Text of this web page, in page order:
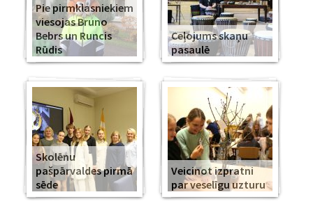
Pie pirmklasniekiem
viesojas Bruno
Bebrs un Runcis
Rūdis
Ceļojums skaņu
pasaulē
Skolēnu
pašpārvaldes pirmā
sēde
Veicinot izpratni
par veselīgu uzturu